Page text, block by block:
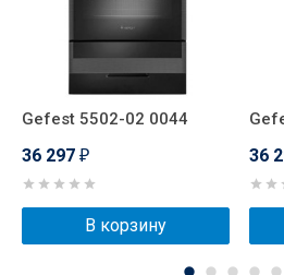
Gefest 5502-02 0044
36 297 ₽
В корзину
36